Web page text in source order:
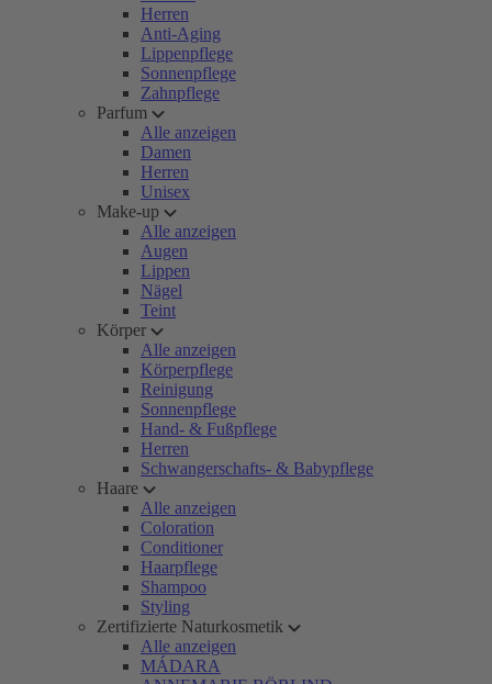
Herren
Anti-Aging
Lippenpflege
Sonnenpflege
Zahnpflege
Parfum
Alle anzeigen
Damen
Herren
Unisex
Make-up
Alle anzeigen
Augen
Lippen
Nägel
Teint
Körper
Alle anzeigen
Körperpflege
Reinigung
Sonnenpflege
Hand- & Fußpflege
Herren
Schwangerschafts- & Babypflege
Haare
Alle anzeigen
Coloration
Conditioner
Haarpflege
Shampoo
Styling
Zertifizierte Naturkosmetik
Alle anzeigen
MÁDARA